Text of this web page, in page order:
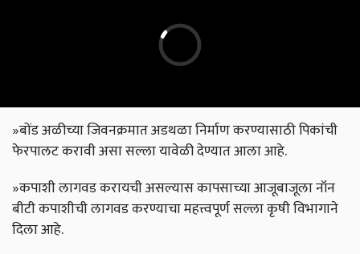
»बोंड अळीच्या जिवनक्रमात अडथळा निर्माण करण्यासाठी पिकांची
फेरपालट करावी असा सल्ला यावेळी देण्यात आला आहे.
»कपाशी लागवड करायची असल्यास कापसाच्या आजूबाजूला नॉन
बीटी कपाशीची लागवड करण्याचा महत्त्वपूर्ण सल्ला कृषी विभागाने
दिला आहे.